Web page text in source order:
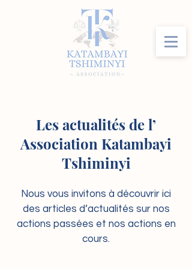
Les actualités de l’
Association Katambayi
Tshiminyi
Nous vous invitons à découvrir ici
des articles d’actualités sur nos
actions passées et nos actions en
cours.